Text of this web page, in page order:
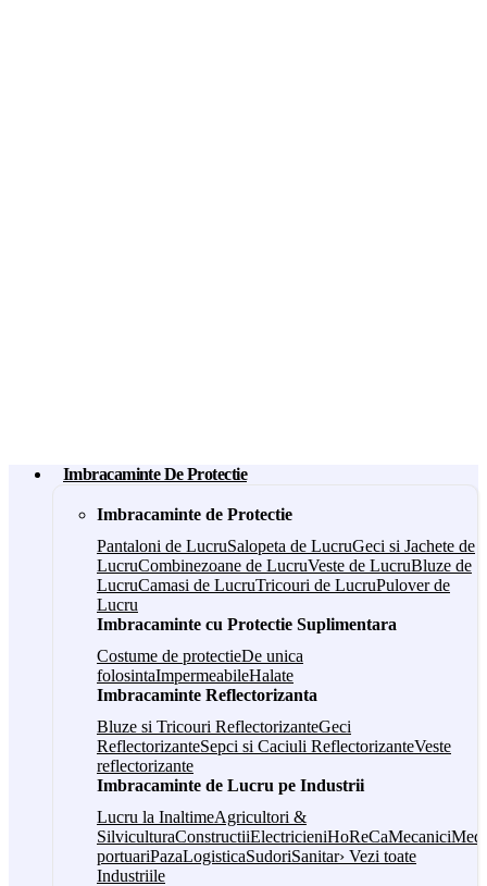
Imbracaminte De Protectie
Imbracaminte de Protectie
Pantaloni de LucruSalopeta de LucruGeci si Jachete de
LucruCombinezoane de LucruVeste de LucruBluze de
LucruCamasi de LucruTricouri de LucruPulover de
Lucru
Imbracaminte cu Protectie Suplimentara
Costume de protectieDe unica
folosintaImpermeabileHalate
Imbracaminte Reflectorizanta
Bluze si Tricouri ReflectorizanteGeci
ReflectorizanteSepci si Caciuli ReflectorizanteVeste
reflectorizante
Imbracaminte de Lucru pe Industrii
Lucru la InaltimeAgricultori &
SilviculturaConstructiiElectricieniHoReCaMecanici
portuariPazaLogisticaSudoriSanitar› Vezi toate
Industriile